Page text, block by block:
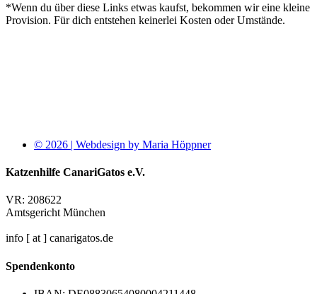
*Wenn du über diese Links etwas kaufst, bekommen wir eine kleine
Provision. Für dich entstehen keinerlei Kosten oder Umstände.
© 2026 | Webdesign by Maria Höppner
Katzenhilfe CanariGatos e.V.
VR: 208622
Amtsgericht München
info [ at ] canarigatos.de
Spendenkonto